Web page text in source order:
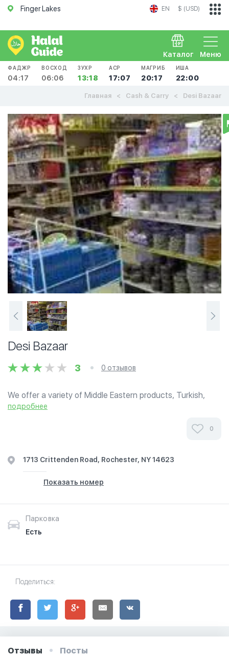
Finger Lakes EN $ (USD)
Меню
Каталог
ФАДЖР
04:17
ВОСХОД
06:06
ЗУХР
13:18
АСР
17:07
МАГРИБ
20:17
ИША
22:00
Главная Cash & Carry Desi Bazaar
Desi Bazaar
3 0 отзывов
We offer a variety of Middle Eastern products, Turkish,
Indian and Pakistani. Fresh hand slaughtered halal meat
подробнее
0
1713 Crittenden Road, Rochester, NY 14623
Показать номер
Парковка
Есть
Поделиться:
Отзывы Посты